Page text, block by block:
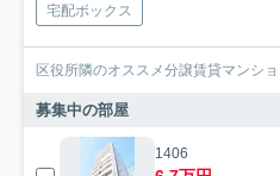
宅配ボックス
区役所隣のオススメ分譲賃貸マンシ
募集中の部屋
1406